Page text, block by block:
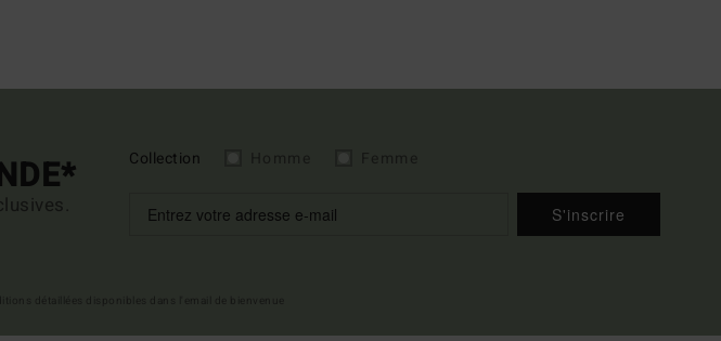
Collection
S'inscrire